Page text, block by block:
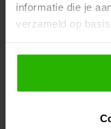
informatie die je
verzameld op
Als je op
toestemming om
gepersonaliseerde
Lees hier meer